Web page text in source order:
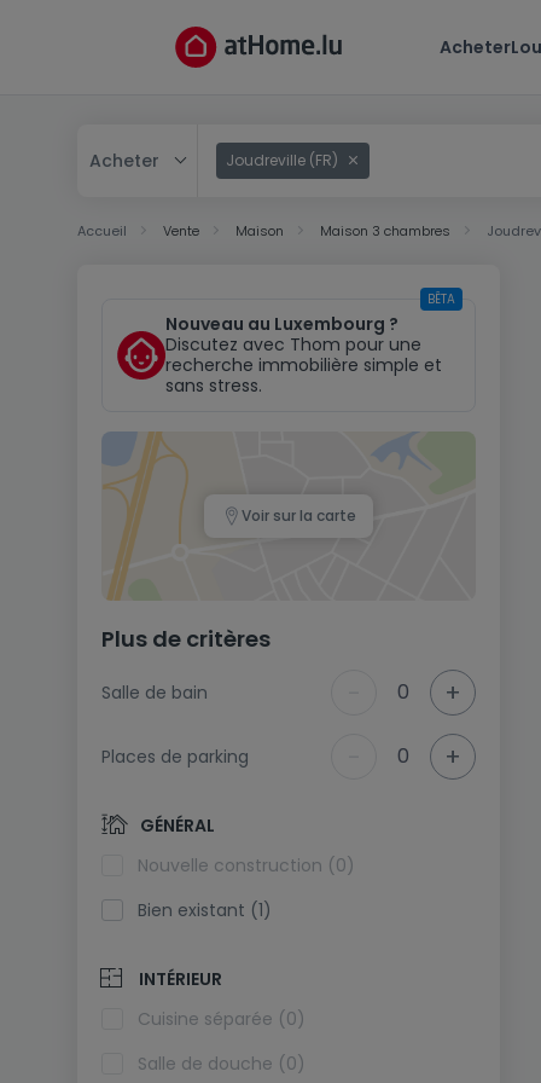
Acheter
Acheter Joudreville (FR)
Accueil Vente Maison Maison 3 chambres
Nouveau au Luxembourg ?
Discutez avec Thom pour une
recherche immobilière simple et
sans stress.
BÊTA
Voir sur la carte
Plus de critères
Salle de bain 0 +
Places de parking 0 +
GÉNÉRAL
Nouvelle construction (0)
Bien existant (1)
INTÉRIEUR
Cuisine séparée (0)
Salle de douche (0)